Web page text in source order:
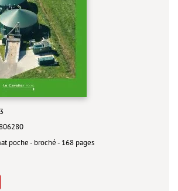
poche - broché - 168 pages